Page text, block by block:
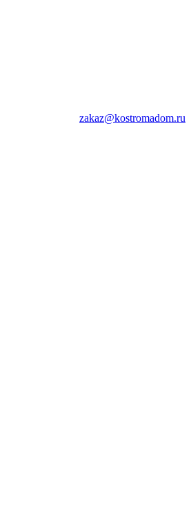
zakaz@kostromadom.ru